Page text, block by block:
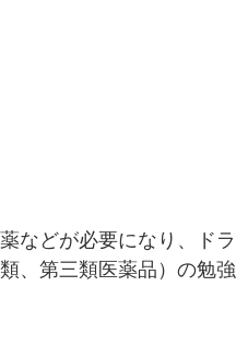
などが必要になり、ドラ
、第三類医薬品）の勉強